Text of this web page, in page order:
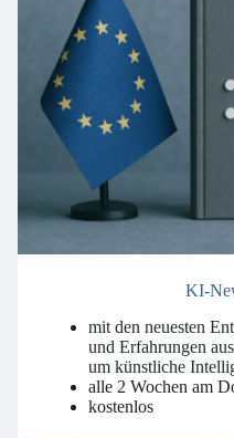
mit den neuesten
und Erfahrungen
um künstliche
alle 2 Wochen am